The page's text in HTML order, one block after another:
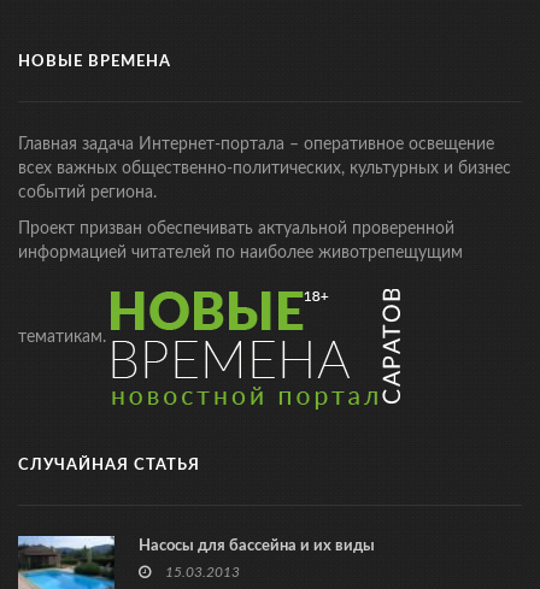
НОВЫЕ ВРЕМЕНА
Главная задача Интернет-портала – оперативное освещение
всех важных общественно-политических, культурных и бизнес
событий региона.
Проект призван обеспечивать актуальной проверенной
информацией читателей по наиболее животрепещущим
тематикам.
СЛУЧАЙНАЯ СТАТЬЯ
Насосы для бассейна и их виды
15.03.2013